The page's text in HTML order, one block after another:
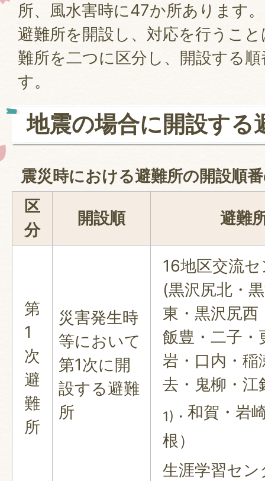
所、風水害時に47か所あります
避難所を開設し、対応を行うこ
難所を二つに区分し、開設する
す。
地震の場合に開設する
震災時における避難所の開設順
区
分
開設順 避難
第
1
次
避
難
所
災害発生時
等において
第1次に開
設する避難
所
16地区交流
(黒沢尻北・
東・黒沢尻西
飯豊・二子・
岩・口内・稲
去・鬼柳・江
1)・ 和賀・岩
根）
生涯学習セン